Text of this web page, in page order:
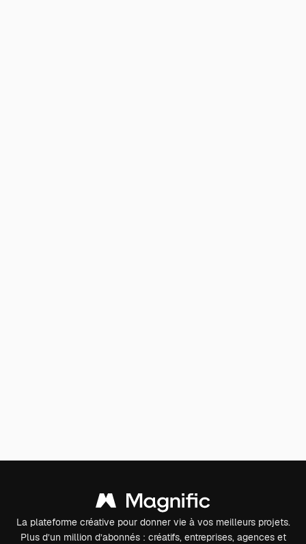
La plateforme créative pour donner vie à vos meilleurs projets.
Plus d’un million d’abonnés : créatifs, entreprises, agences et